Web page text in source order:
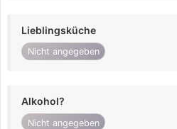
Lieblingsküche
Nicht angegeben
Alkohol?
Nicht angegeben